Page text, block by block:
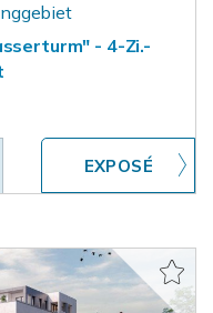
- 4-Zi.-